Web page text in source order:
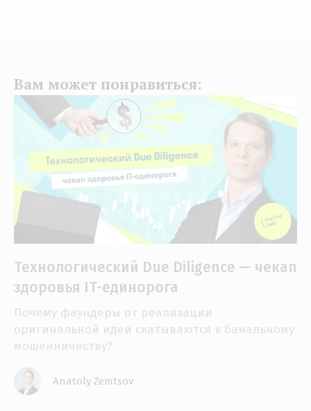
Вам может понравиться:
Технологический Due Diligence — чекап
здоровья IT-единорога
Почему фаундеры от реализации
оригинальной идеи скатываются к банальному
мошенничеству?
Anatoly Zemtsov